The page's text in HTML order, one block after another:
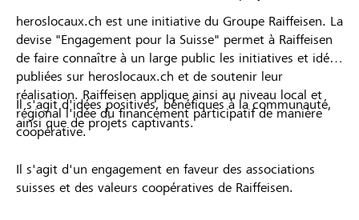
heroslocaux.ch est une initiative du Groupe Raiffeisen. La
devise "Engagement pour la Suisse" permet à Raiffeisen
de faire connaître à un large public les initiatives et idées
publiées sur heroslocaux.ch et de soutenir leur
réalisation. Raiffeisen applique ainsi au niveau local et
régional l'idée du financement participatif de manière
coopérative.
Il s'agit d'idées positives, bénéfiques à la communauté,
ainsi que de projets captivants.
Il s'agit d'un engagement en faveur des associations
suisses et des valeurs coopératives de Raiffeisen.